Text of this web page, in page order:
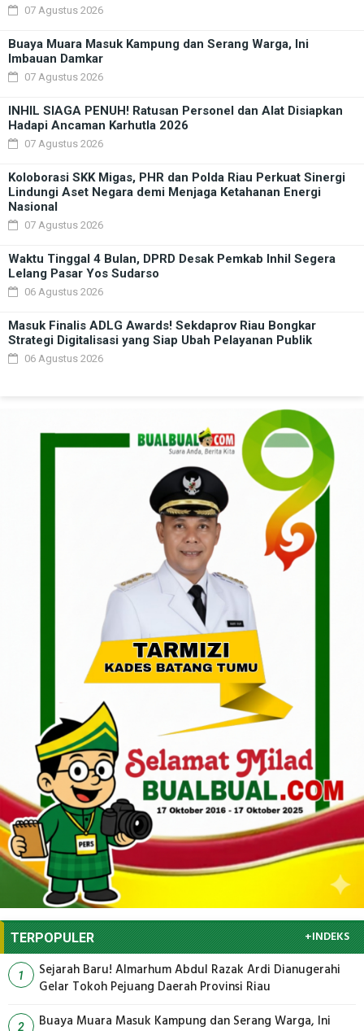
07 Agustus 2026
Buaya Muara Masuk Kampung dan Serang Warga, Ini
Imbauan Damkar
07 Agustus 2026
INHIL SIAGA PENUH! Ratusan Personel dan Alat Disiapkan
Hadapi Ancaman Karhutla 2026
07 Agustus 2026
Koloborasi SKK Migas, PHR dan Polda Riau Perkuat Sinergi
Lindungi Aset Negara demi Menjaga Ketahanan Energi
Nasional
07 Agustus 2026
Waktu Tinggal 4 Bulan, DPRD Desak Pemkab Inhil Segera
Lelang Pasar Yos Sudarso
06 Agustus 2026
Masuk Finalis ADLG Awards! Sekdaprov Riau Bongkar
Strategi Digitalisasi yang Siap Ubah Pelayanan Publik
06 Agustus 2026
TERPOPULER +INDEKS
1
Sejarah Baru! Almarhum Abdul Razak Ardi Dianugerahi
Gelar Tokoh Pejuang Daerah Provinsi Riau
2
Buaya Muara Masuk Kampung dan Serang Warga, Ini